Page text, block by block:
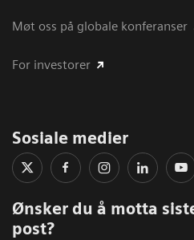
Møt oss på globale konferanser
For investorer
Sosiale medier
Ønsker du å motta
post?